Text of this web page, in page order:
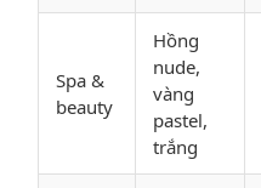
Spa &
beauty
Hồng
nude,
vàng
pastel,
trắng